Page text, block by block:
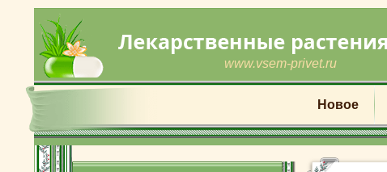
www.vsem-privet.ru
Новое